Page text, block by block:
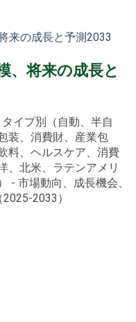
来の成長と予測2033
、将来の成長と
イプ別（自動、半自
装、消費財、産業包
料、ヘルスケア、消費
、北米、ラテンアメリ
- 市場動向、成長機会、
2033）